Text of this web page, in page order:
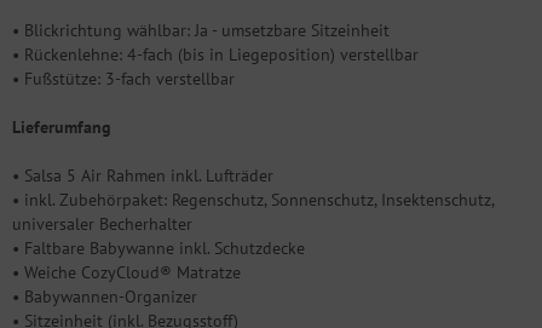
• Blickrichtung wählbar: Ja - umsetzbare Sitzeinheit
• Rückenlehne: 4-fach (bis in Liegeposition) verstellbar
• Fußstütze: 3-fach verstellbar
Lieferumfang
• Salsa 5 Air Rahmen inkl. Lufträder
• inkl. Zubehörpaket: Regenschutz, Sonnenschutz, Insektenschutz,
universaler Becherhalter
• Faltbare Babywanne inkl. Schutzdecke
• Weiche CozyCloud® Matratze
• Babywannen-Organizer
• Sitzeinheit (inkl. Bezugsstoff)